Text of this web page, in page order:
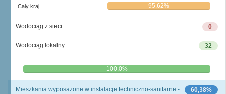
Cały kraj 95,62%
0
Wodociąg z sieci
32
Wodociąg lokalny
0,0% 100,0%
60,38%
Mieszkania wyposażone w instalacje techniczno-sanitarne -